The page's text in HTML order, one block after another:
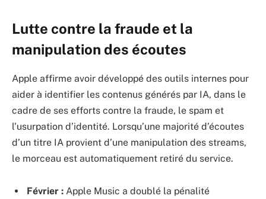
Lutte contre la fraude et la
manipulation des écoutes
Apple affirme avoir développé des outils internes pour
aider à identifier les contenus générés par IA, dans le
cadre de ses efforts contre la fraude, le spam et
l’usurpation d’identité. Lorsqu’une majorité d’écoutes
d’un titre IA provient d’une manipulation des streams,
le morceau est automatiquement retiré du service.
Février : Apple Music a doublé la pénalité